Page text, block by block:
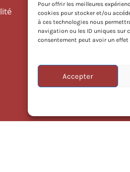
Pour offrir les meilleures
cookies pour stocker et/ou
à ces technologies nous
navigation ou les ID uniques sur
consentement peut avoir un
Accepter